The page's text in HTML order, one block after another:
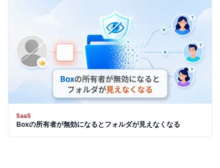
SaaS
Boxの所有者が無効になるとフォルダが見えなくなる